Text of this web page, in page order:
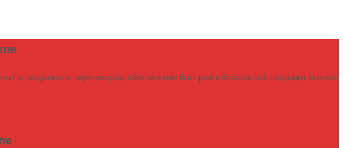
в продажах и переговорах, обеспечение быстрой и безопасной продажи, полное